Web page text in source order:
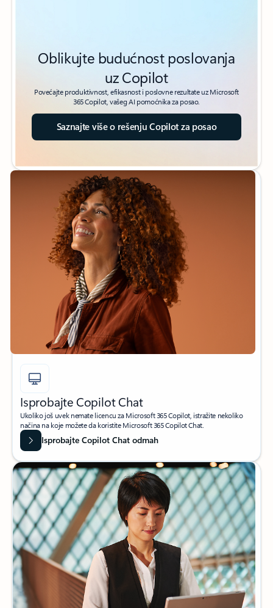
Oblikujte budućnost poslovanja
uz Copilot
Povećajte produktivnost, efikasnost i poslovne rezultate uz Microsoft
365 Copilot, vašeg AI pomoćnika za posao.
Saznajte više o rešenju Copilot za posao
Isprobajte Copilot Chat
Ukoliko još uvek nemate licencu za Microsoft 365 Copilot, istražite nekoliko
načina na koje možete da koristite Microsoft 365 Copilot Chat.
Isprobajte Copilot Chat odmah